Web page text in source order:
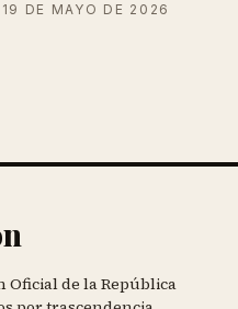
19 DE MAYO DE 2026
de la República